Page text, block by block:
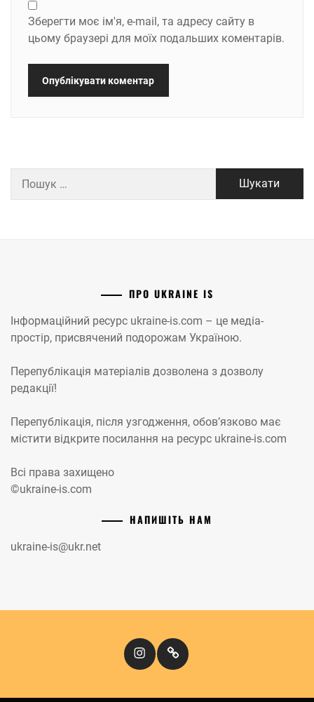
Зберегти моє ім'я, e-mail, та адресу сайту в
цьому браузері для моїх подальших коментарів.
ПРО UKRAINE IS
Інформаційний ресурс ukraine-is.com – це медіа-
простір, присвячений подорожам Україною.
Перепублікація матеріалів дозволена з дозволу
редакції!
Перепублікація, після узгодження, обов’язково має
містити відкрите посилання на ресурс ukraine-is.com
Всі права захищено
©ukraine-is.com
НАПИШІТЬ НАМ
ukraine-is@ukr.net
InstagramКіномандри